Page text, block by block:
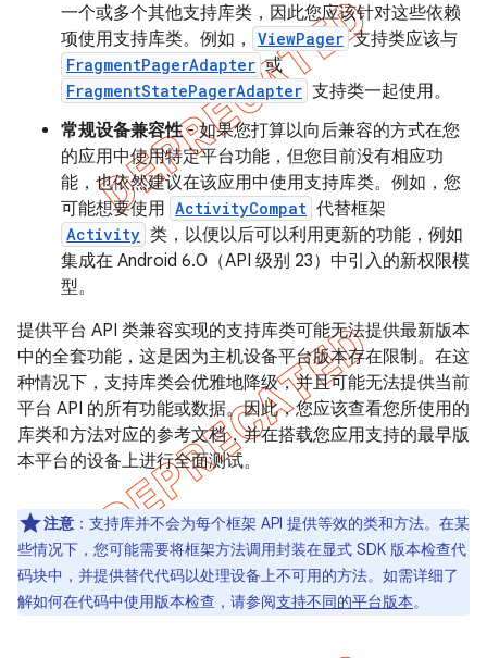
一个或多个其他支持库类，因此您应该针对这些依赖
项使用支持库类。例如，
ViewPager 支持类应该与
FragmentPagerAdapter 或
FragmentStatePagerAdapter 支持类一起使用。
常规设备兼容性- 如果您打算以向后兼容的方式在您
的应用中使用特定平台功能，但您目前没有相应功
能，也依然建议在该应用中使用支持库类。例如，您
可能想要使用 ActivityCompat 代替框架
Activity 类，以便以后可以利用更新的功能，例如
集成在 Android 6.0（API 级别 23）中引入的新权限模
型。
提供平台 API 类兼容实现的支持库类可能无法提供最新版本
中的全套功能，这是因为主机设备平台版本存在限制。在这
种情况下，支持库类会优雅地降级，并且可能无法提供当前
平台 API 的所有功能或数据。因此，您应该查看您所使用的
库类和方法对应的参考文档，并在搭载您应用支持的最早版
本平台的设备上进行全面测试。
注意 ：支持库并不会为每个框架 API 提供等效的类和方法。在某
些情况下，您可能需要将框架方法调用封装在显式 SDK 版本检查代
码块中，并提供替代代码以处理设备上不可用的方法。如需详细了
解如何在代码中使用版本检查，请参阅支持不同的平台版本。